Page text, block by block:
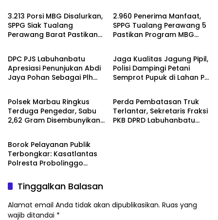
3.213 Porsi MBG Disalurkan,
SPPG Siak Tualang
Perawang Barat Pastikan
2.960 Penerima Manfaat,
SPPG Tualang Perawang 5
Pastikan Program MBG
Berita
DPC PJS Labuhanbatu
Apresiasi Penunjukan Abdi
Jaya Pohan Sebagai Plh
Berita
Jaga Kualitas Jagung Pipil,
Polisi Dampingi Petani
Semprot Pupuk di Lahan PT
Berita
Polsek Marbau Ringkus
Terduga Pengedar, Sabu
2,62 Gram Disembunyikan
Berita
Perda Pembatasan Truk
Terlantar, Sekretaris Fraksi
PKB DPRD Labuhanbatu
Berita
Borok Pelayanan Publik
Terbongkar: Kasatlantas
Polresta Probolinggo
Pungli dan Setoran Rutin
Tinggalkan Balasan
Alamat email Anda tidak akan dipublikasikan. Ruas yang
wajib ditandai *